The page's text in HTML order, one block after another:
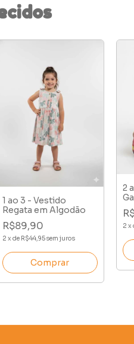
1 ao 3 - Vestido
Regata em Algodão
R$89,90
2 xde R$44,95sem juros
Comprar
2
2 x